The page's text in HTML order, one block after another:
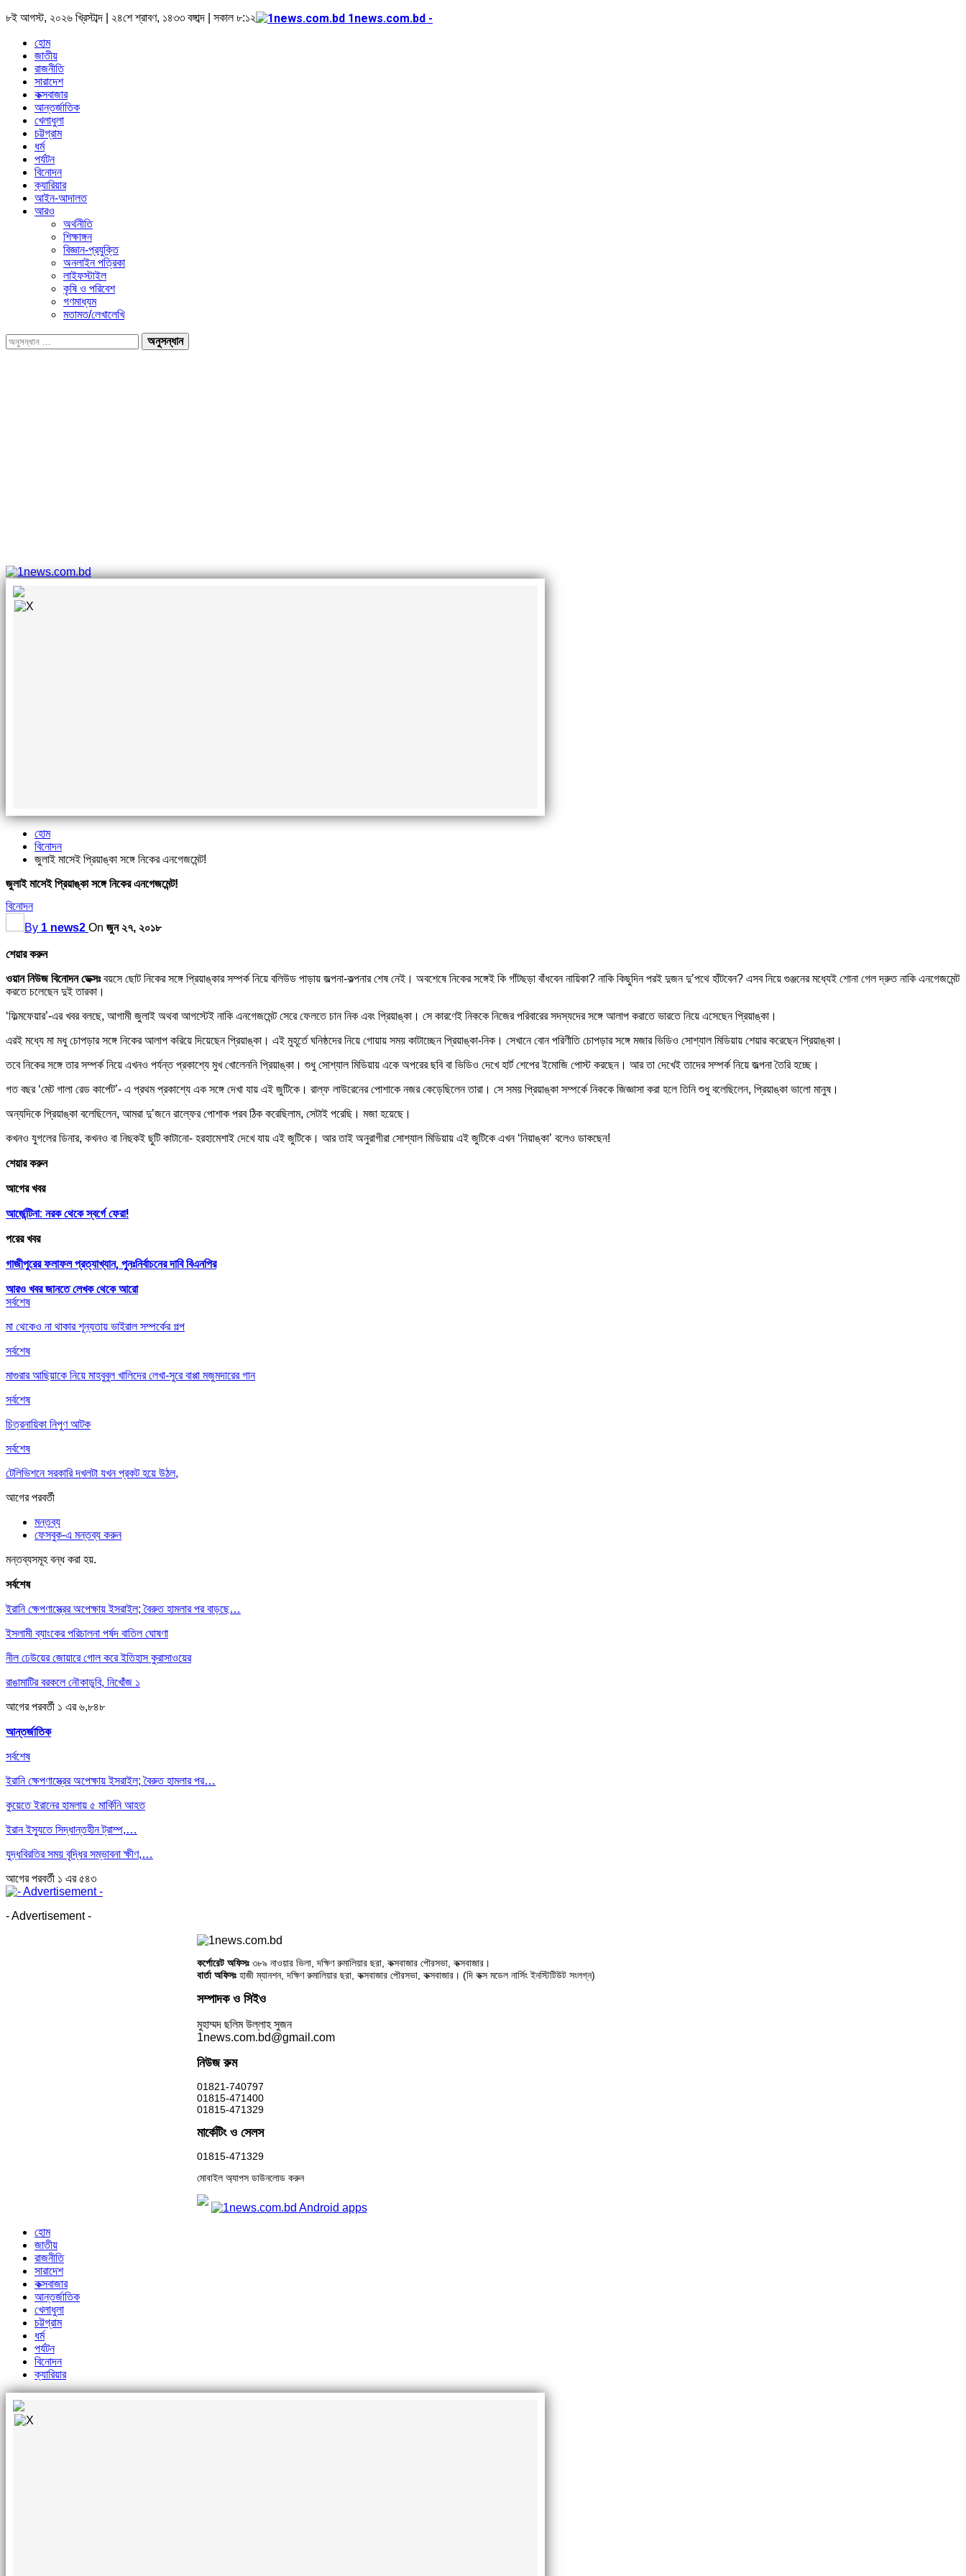
৮ই আগস্ট, ২০২৬ খ্রিস্টাব্দ | ২৪শে শ্রাবণ, ১৪৩৩ বঙ্গাব্দ | সকাল ৮:১২ 1news.com.bd -
হোম
জাতীয়
রাজনীতি
সারাদেশ
কক্সবাজার
আন্তর্জাতিক
খেলাধুলা
চট্টগ্রাম
ধর্ম
পর্যটন
বিনোদন
ক্যারিয়ার
আইন-আদালত
আরও
অর্থনীতি
শিক্ষাঙ্গন
বিজ্ঞান-প্রযুক্তি
অনলাইন পত্রিকা
লাইফস্টাইল
কৃষি ও পরিবেশ
গণমাধ্যম
মতামত/লেখালেখি
হোম
বিনোদন
জুলাই মাসেই প্রিয়াঙ্কা সঙ্গে নিকের এনগেজমেন্ট!
জুলাই মাসেই প্রিয়াঙ্কা সঙ্গে নিকের এনগেজমেন্ট!
বিনোদন
By 1 news2 On জুন ২৭, ২০১৮
শেয়ার করুন
ওয়ান নিউজ বিনোদন ডেক্সঃবয়সে ছোট নিকের সঙ্গে প্রিয়াঙ্কার সম্পর্ক নিয়ে বলিউড পাড়ায় জল্পনা-কল্পনার শেষ নেই। অবশেষে নিকের সঙ্গেই কি গাঁটছড়া বাঁধবেন নায়িকা? নাকি কিছুদিন পরই দুজন দু’পথে হাঁটবেন? এসব নিয়ে গুঞ্জনের মধ্যেই শোনা গেল দ্রুত নাকি এনগেজমেন্ট
করতে চলেছেন দুই তারকা।
‘ফিল্মফেয়ার’-এর খবর বলছে, আগামী জুলাই অথবা আগস্টেই নাকি এনগেজমেন্ট সেরে ফেলতে চান নিক এবং প্রিয়াঙ্কা। সে কারণেই নিককে নিজের পরিবারের সদস্যদের সঙ্গে আলাপ করাতে ভারতে নিয়ে এসেছেন প্রিয়াঙ্কা।
এরই মধ্যে মা মধু চোপড়ার সঙ্গে নিকের আলাপ করিয়ে দিয়েছেন প্রিয়াঙ্কা। এই মুহূর্তে ঘনিষ্ঠদের নিয়ে গোয়ায় সময় কাটাচ্ছেন প্রিয়াঙ্কা-নিক। সেখানে বোন পরিণীতি চোপড়ার সঙ্গে মজার ভিডিও সোশ্যাল মিডিয়ায় শেয়ার করেছেন প্রিয়াঙ্কা।
তবে নিকের সঙ্গে তার সম্পর্ক নিয়ে এখনও পর্যন্ত প্রকাশ্যে মুখ খোলেননি প্রিয়াঙ্কা। শুধু সোশ্যাল মিডিয়ায় একে অপরের ছবি বা ভিডিও দেখে হার্ট শেপের ইমোজি পোস্ট করছেন। আর তা দেখেই তাদের সম্পর্ক নিয়ে জল্পনা তৈরি হচ্ছে।
গত বছর ‘মেট গালা রেড কার্পেট’- এ প্রথম প্রকাশ্যে এক সঙ্গে দেখা যায় এই জুটিকে। রাল্ফ লাউরেনের পোশাকে নজর কেড়েছিলেন তারা। সে সময় প্রিয়াঙ্কা সম্পর্কে নিককে জিজ্ঞাসা করা হলে তিনি শুধু বলেছিলেন, প্রিয়াঙ্কা ভালো মানুষ।
অন্যদিকে প্রিয়াঙ্কা বলেছিলেন, আমরা দু’জনে রাল্ফের পোশাক পরব ঠিক করেছিলাম, সেটাই পরেছি। মজা হয়েছে।
কখনও যুগলের ডিনার, কখনও বা নিছকই ছুটি কাটানো- হরহামেশাই দেখে যায় এই জুটিকে। আর তাই অনুরাগীরা সোশ্যাল মিডিয়ায় এই জুটিকে এখন ‘নিয়াঙ্কা’ বলেও ডাকছেন!
শেয়ার করুন
আগের খবর
আর্জেন্টিনা: নরক থেকে স্বর্গে ফেরা!
পরের খবর
গাজীপুরের ফলাফল প্রত্যাখ্যান, পুনঃনির্বাচনের দাবি বিএনপির
আরও খবর জানতে লেখক থেকে আরো
সর্বশেষ
মা থেকেও না থাকার শূন্যতায় ভাইরাল সম্পর্কের গল্প
সর্বশেষ
মাগুরার আছিয়াকে নিয়ে মাহবুবুল খালিদের লেখা-সুরে বাপ্পা মজুমদারের গান
সর্বশেষ
চিত্রনায়িকা নিপুণ আটক
সর্বশেষ
টেলিভিশনে সরকারি দখলটা যখন প্রকট হয়ে উঠল,
আগেরপরবর্তী
মন্তব্য
ফেসবুক-এ মন্তব্য করুন
মন্তব্যসমূহ বন্ধ করা হয়.
সর্বশেষ
ইরানি ক্ষেপণাস্ত্রের অপেক্ষায় ইসরাইল; বৈরুত হামলার পর বাড়ছে…
ইসলামী ব্যাংকের পরিচালনা পর্ষদ বাতিল ঘোষণা
নীল ঢেউয়ের জোয়ারে গোল করে ইতিহাস কুরাসাওয়ের
রাঙামাটির বরকলে নৌকাডুবি, নিখোঁজ ১
আগেরপরবর্তী ১ এর ৬,৮৪৮
আন্তর্জাতিক
সর্বশেষ
ইরানি ক্ষেপণাস্ত্রের অপেক্ষায় ইসরাইল; বৈরুত হামলার পর…
কুয়েতে ইরানের হামলায় ৫ মার্কিনি আহত
ইরান ইস্যুতে সিদ্ধান্তহীন ট্রাম্প,…
যুদ্ধবিরতির সময় বৃদ্ধির সম্ভাবনা ক্ষীণ,…
আগেরপরবর্তী ১ এর ৫৪৩
- Advertisement -
কর্পোরেট অফিসঃ৩৮৯ নাওয়ার ভিলা, দক্ষিণ রুমালিয়ার ছরা, কক্সবাজার পৌরসভা, কক্সবাজার।
বার্তা অফিসঃ হাজী ম্যানশন, দক্ষিণ রুমালিয়ার ছরা, কক্সবাজার পৌরসভা, কক্সবাজার। (দি কক্স মডেল নার্সিং ইনস্টিটিউট সংলগ্ন)
সম্পাদক ও সিইও
মুহাম্মদ ছলিম উল্লাহ সুজন
1news.com.bd@gmail.com
নিউজ রুম
01821-740797
01815-471400
01815-471329
মার্কেটিং ও সেলস
01815-471329
মোবাইল অ্যাপস ডাউনলোড করুন
হোম
জাতীয়
রাজনীতি
সারাদেশ
কক্সবাজার
আন্তর্জাতিক
খেলাধুলা
চট্টগ্রাম
ধর্ম
পর্যটন
বিনোদন
ক্যারিয়ার